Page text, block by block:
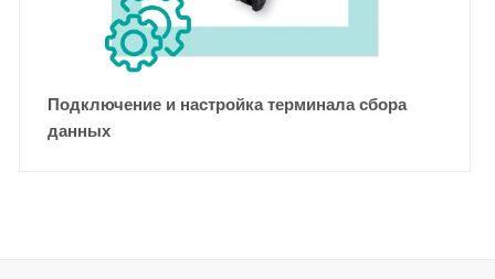
Подключение и настройка терминала сбора
данных